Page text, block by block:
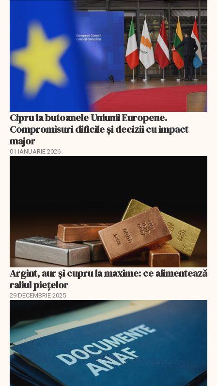
Cipru la butoanele Uniunii Europene.
Compromisuri dificile și decizii cu impact
major
01 IANUARIE 2026
Argint, aur și cupru la maxime: ce alimentează
raliul piețelor
29 DECEMBRIE 2025